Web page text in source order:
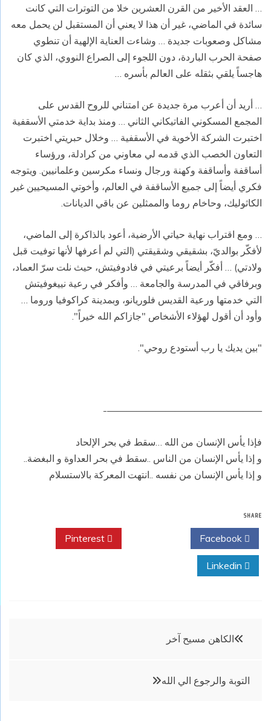
… العقد الأخير من القرن العشرين خلا من التوترات التي كانت
سائدة في الماضي، غير أن هذا لا يعني أن المستقبل لن يحمل معه
مشاكل وصعوبات جديدة … وشاءت العناية الإلهية أن تنطوي
صفحة الحرب الباردة، دون اللجوء إلى الصراع النووي، الذي كان
هاجساً يلقي بثقله على العالم بأسره …
… أريد أن أعرب مرة جديدة عن امتناني للروح القدس على
المجمع المسكوني الفاتيكاني الثاني … ومنذ بداية خدمتي الأسقفية
اختبرت الشركة الأخوية في الأسقفية … وخلال حبريتي اختبرت
التعاون الخصب الذي قدمه لي معاوني من كرادلة، ورؤساء
أساقفة وأساقفة وكهنة ورجال ونساء مكرسين وعلمانيين. ويتوجه
فكري أيضاً إلى جميع الأساقفة في العالم، وأخوتي المسيحيين غير
الكاثوليك، وحاخام روما والممثلين عن باقي الديانات.
… ومع اقتراب نهاية حياتي الأرضية، أعود بالذاكرة إلى الماضي،
لأفكّر بوالديّ، بشقيقي وشقيقتي (التي لم أعرفها لأنها توفيت قبل
ولادتي) … أفكّر أيضاً برعيتي في فادوفيتش، حيث نلت سرّ العماد،
وبرفاقي في المدرسة والجامعة … وأفكر في رعية نييغوفيتش
التي خدمتها ورعية القديس فلوريانو، وبمدينة كراكوفيا وروما …
وأود أن أقول لهؤلاء الأشخاص "جازاكم الله خيراً".
"بين يديك يا رب أستودع روحي".
————————————————-
فإذا يأس الإنسان من الله …سقط في بحر الإلحاد
و إذا يأس الإنسان من الناس ..سقط في بحر العداوة و البغضة..
و إذا يأس الإنسان من نفسه ..انتهت المعركة بالاستسلام
SHARE
تصفّح
الكاهن مسيح آخر
التوبة والرجوع الي الله